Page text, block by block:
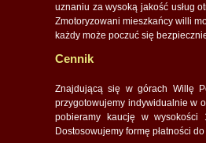
uznaniu za wysoką jakość usług
Zmotoryzowani mieszkańcy willi
każdy może poczuć się
Cennik
Znajdującą się w górach Willę
przygotowujemy indywidualnie w
pobieramy kaucję w wysokości
Dostosowujemy formę płatności